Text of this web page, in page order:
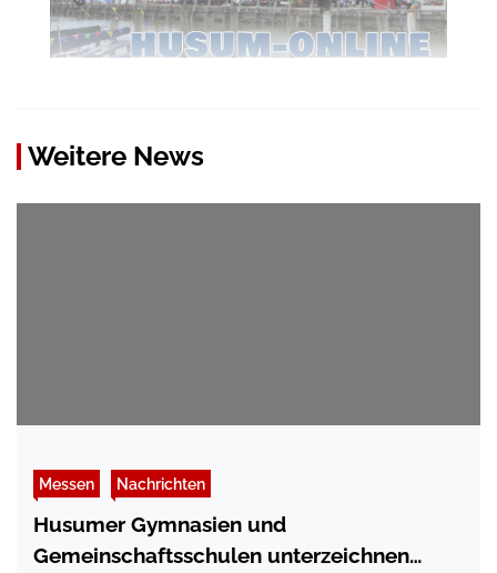
Weitere News
Messen Nachrichten
Husumer Gymnasien und
Gemeinschaftsschulen unterzeichnen